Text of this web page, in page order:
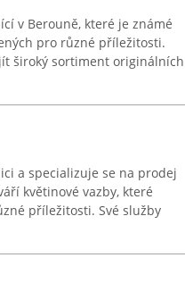
v Berouně, které je známé
pro různé příležitosti.
široký sortiment originálních
a specializuje se na prodej
květinové vazby, které
příležitosti. Své služby